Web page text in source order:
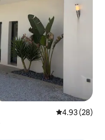
レビュー28
4.93 (28)